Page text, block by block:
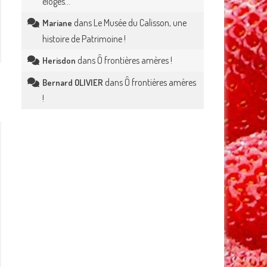
Mariane dans Le Musée du Calisson, une
histoire de Patrimoine !
Herisdon dans Ô frontières amères !
Bernard OLIVIER dans Ô frontières amères
!